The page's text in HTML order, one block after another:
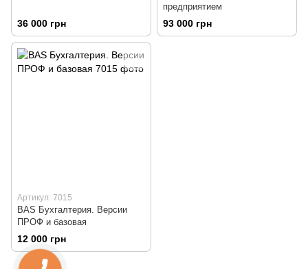
36 000 грн
предприятием
93 000 грн
Артикул: 7015
BAS Бухгалтерия. Версии
ПРОФ и базовая
12 000 грн